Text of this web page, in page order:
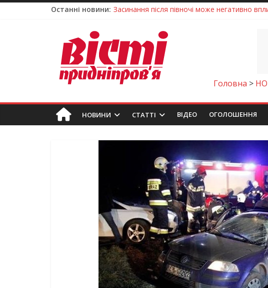
Останні новини: Засинання після півночі може негативно
На Дніпропетровщині різко зросла
У Самарі провели незвичайний майстер-клас
Дніпро стане головним центром молодіжних
Головна >
НОВИНИ СТАТТІ ВIДЕО ОГОЛОШЕННЯ